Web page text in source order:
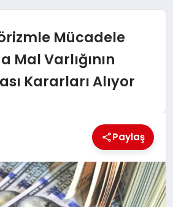
Mücadele
Mal Varlığının
Kararları Alıyor
Paylaş